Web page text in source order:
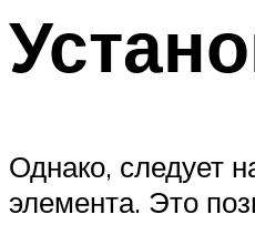
Однако, следует
элемента. Это